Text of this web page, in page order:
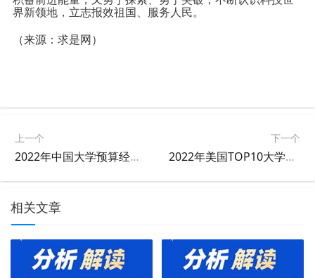
界新领地，立志报效祖国、服务人民。
（来源：求是网）
上一个
2022年中国大学预算经费排名（双一流）
下一个
2022年美国TOP10大学本科生、研究生人数排名
相关文章